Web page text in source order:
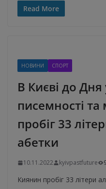
Read More
НОВИНИ СПОРТ
В Києві до Дня
писемності
пробіг 33
абетки
10.11.2022 kyivpastfuture
Киянин пробіг 33 літери